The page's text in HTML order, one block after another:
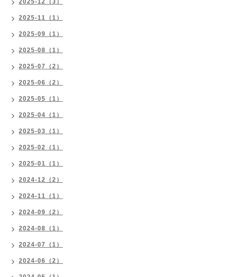
2025-12（3）
2025-11（1）
2025-09（1）
2025-08（1）
2025-07（2）
2025-06（2）
2025-05（1）
2025-04（1）
2025-03（1）
2025-02（1）
2025-01（1）
2024-12（2）
2024-11（1）
2024-09（2）
2024-08（1）
2024-07（1）
2024-06（2）